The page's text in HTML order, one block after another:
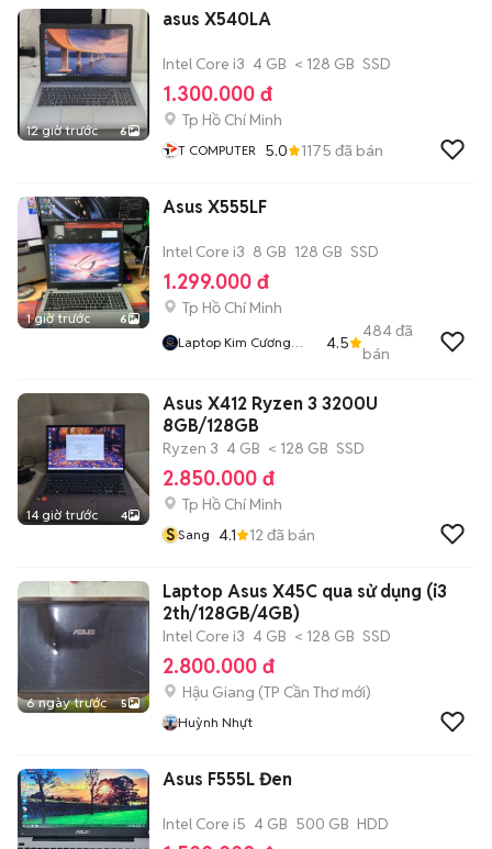
12 giờ trước 6
asus X540LA
Intel Core i3 4 GB < 128 GB SSD
1.300.000 đ
Tp Hồ Chí Minh
T COMPUTER 5.0 1175 đã bán
1 giờ trước 6
Asus X555LF
Intel Core i3 8 GB 128 GB SSD
1.299.000 đ
Tp Hồ Chí Minh
Laptop Kim Cương
4.5
484đã
bán
14 giờ trước 4
Asus X412 Ryzen 3 3200U
8GB/128GB
Ryzen 3 4 GB < 128 GB SSD
2.850.000 đ
Tp Hồ Chí Minh
S Sang 4.1 12 đã bán
6 ngày trước 5
Laptop Asus X45C qua sử dụng (i3
2th/128GB/4GB)
Intel Core i3 4 GB < 128 GB SSD
2.800.000 đ
Hậu Giang (TP Cần Thơmới)
Huỳnh Nhựt
Asus F555L Đen
Intel Core i5 4 GB 500 GB HDD